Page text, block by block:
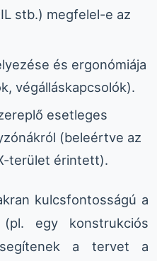
stb.) megfelel-e az
és ergonómiája
végálláskapcsolók).
esetleges
(beleértve az
terület érintett).
kulcsfontosságú a
egy konstrukciós
a tervet a